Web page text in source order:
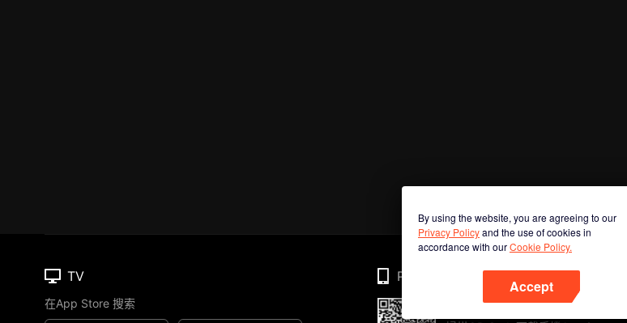
By using the website, you are agreeing to our
Privacy Policyand the use of cookies in
accordance with ourCookie Policy.
Accept
TV
在App Store 搜索
Phone